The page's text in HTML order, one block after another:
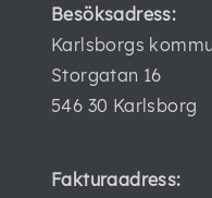
Besöksadress:
Karlsborgs
Storgatan 16
546 30 Karlsborg
Fakturaadress: